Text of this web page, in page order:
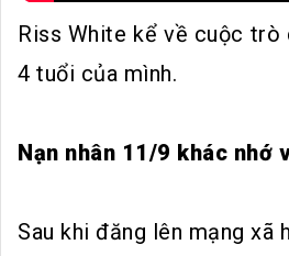
Riss White kể về cuộc trò
4 tuổi của mình.
Nạn nhân 11/9 khác nhớ
Sau khi đăng lên mạng xã